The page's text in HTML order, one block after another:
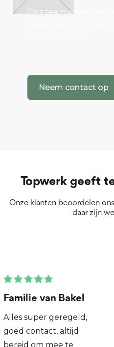
Ons team van experts
Neem contact op
Topwerk geeft
Onze klanten beoordelen
daar zijn
Martin Peters
Goede ervaringen met
Bernheze Makelaars,
kennis in huis, eens onze